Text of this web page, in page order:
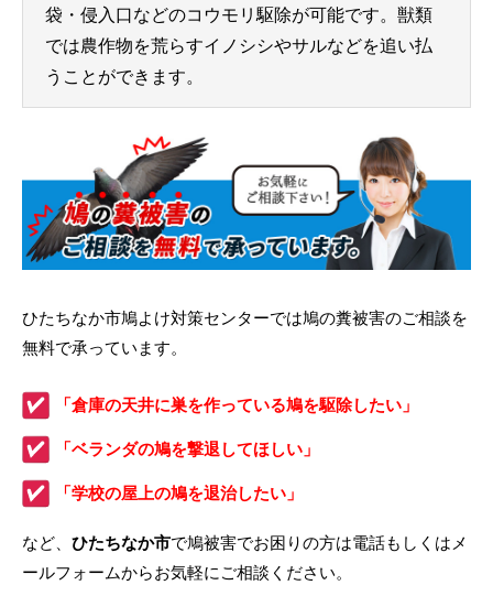
袋・侵入口などのコウモリ駆除が可能です。獣類
では農作物を荒らすイノシシやサルなどを追い払
うことができます。
ひたちなか市鳩よけ対策センターでは鳩の糞被害のご相談を
無料で承っています。
「倉庫の天井に巣を作っている鳩を駆除したい」
「ベランダの鳩を撃退してほしい」
「学校の屋上の鳩を退治したい」
など、 ひたちなか市で鳩被害でお困りの方は電話もしくはメ
ールフォームからお気軽にご相談ください。